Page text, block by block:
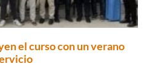
el curso con un verano